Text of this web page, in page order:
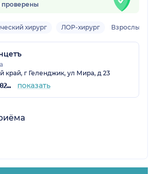
хирург ЛОР-хирург Взрослый
край, г Геленджик, ул Мира, д 23
+7 (800) 500-02-03 показать